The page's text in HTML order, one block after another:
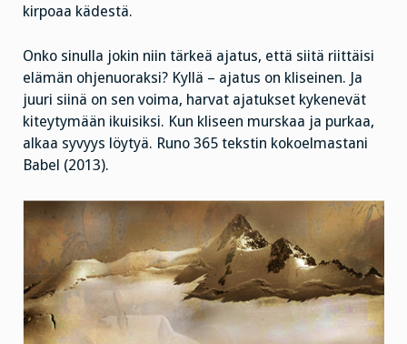
kirpoaa kädestä.
Onko sinulla jokin niin tärkeä ajatus, että siitä riittäisi
elämän ohjenuoraksi? Kyllä – ajatus on kliseinen. Ja
juuri siinä on sen voima, harvat ajatukset kykenevät
kiteytymään ikuisiksi. Kun kliseen murskaa ja purkaa,
alkaa syvyys löytyä. Runo 365 tekstin kokoelmastani
Babel (2013).